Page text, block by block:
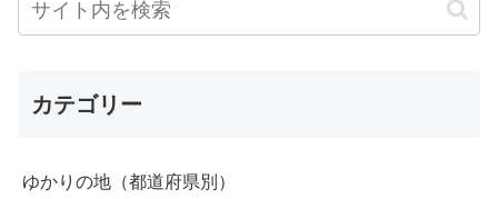
カテゴリー
ゆかりの地（都道府県別）